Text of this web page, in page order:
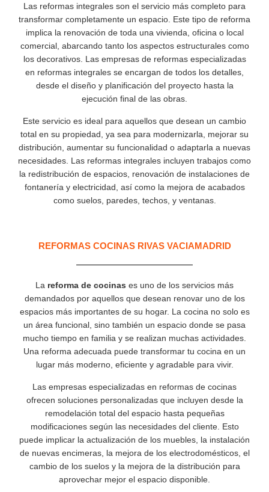
Las reformas integrales son el servicio más completo para
transformar completamente un espacio. Este tipo de reforma
implica la renovación de toda una vivienda, oficina o local
comercial, abarcando tanto los aspectos estructurales como
los decorativos. Las empresas de reformas especializadas
en reformas integrales se encargan de todos los detalles,
desde el diseño y planificación del proyecto hasta la
ejecución final de las obras.
Este servicio es ideal para aquellos que desean un cambio
total en su propiedad, ya sea para modernizarla, mejorar su
distribución, aumentar su funcionalidad o adaptarla a nuevas
necesidades. Las reformas integrales incluyen trabajos como
la redistribución de espacios, renovación de instalaciones de
fontanería y electricidad, así como la mejora de acabados
como suelos, paredes, techos, y ventanas.
REFORMAS COCINAS RIVAS VACIAMADRID
La reforma de cocinas es uno de los servicios más
demandados por aquellos que desean renovar uno de los
espacios más importantes de su hogar. La cocina no solo es
un área funcional, sino también un espacio donde se pasa
mucho tiempo en familia y se realizan muchas actividades.
Una reforma adecuada puede transformar tu cocina en un
lugar más moderno, eficiente y agradable para vivir.
Las empresas especializadas en reformas de cocinas
ofrecen soluciones personalizadas que incluyen desde la
remodelación total del espacio hasta pequeñas
modificaciones según las necesidades del cliente. Esto
puede implicar la actualización de los muebles, la instalación
de nuevas encimeras, la mejora de los electrodomésticos, el
cambio de los suelos y la mejora de la distribución para
aprovechar mejor el espacio disponible.